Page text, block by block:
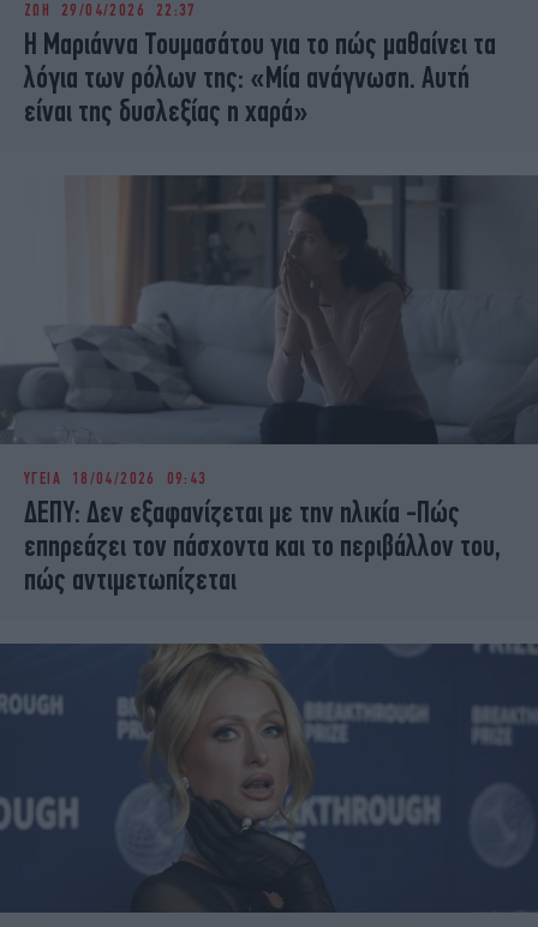
iBOOKS
OSCARS
THE OCEAN
MEDIA
ELAMEFORA
ΖΩΗ 29/04/2026 22:37
Η Μαριάννα Τουμασάτου για το πώς μαθαίνει τα
λόγια των ρόλων της: «Μία ανάγνωση. Αυτή
είναι της δυσλεξίας η χαρά»
ΥΓΕΙΑ 18/04/2026 09:43
ΔΕΠΥ: Δεν εξαφανίζεται με την ηλικία -Πώς
επηρεάζει τον πάσχοντα και το περιβάλλον του,
πώς αντιμετωπίζεται